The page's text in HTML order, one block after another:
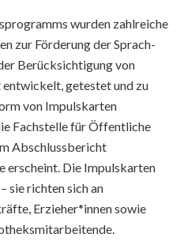
wurden zahlreiche
zur Förderung der Sprach-
Berücksichtigung von
getestet und zu
von Impulskarten
Fachstelle für Öffentliche
Abschlussbericht
erscheint. Die Impulskarten
sie richten sich an
Erzieher*innen sowie